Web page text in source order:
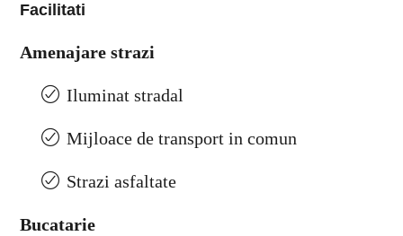
Facilitati
Amenajare strazi
Iluminat stradal
Mijloace de transport in comun
Strazi asfaltate
Bucatarie